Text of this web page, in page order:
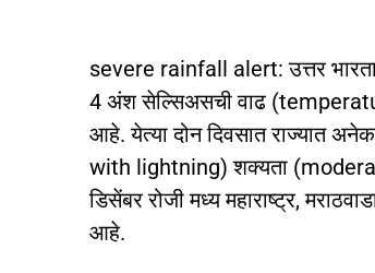
severe rainfall alert: उत्तर
4 अंश सेल्सिअसची वाढ
आहे. येत्या दोन दिवसात राज्यात
with lightning) शक्यता
डिसेंबर रोजी मध्य महाराष्ट्र,
आहे.